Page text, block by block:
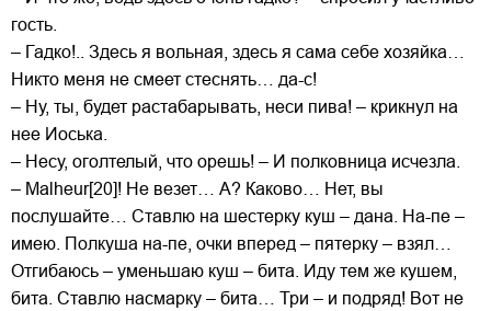
гость.
– Гадко!.. Здесь я вольная, здесь я сама себе хозяйка…
Никто меня не смеет стеснять… да-с!
– Ну, ты, будет растабарывать, неси пива! – крикнул на
нее Иоська.
– Несу, оголтелый, что орешь! – И полковница исчезла.
– Malheur[20]! Не везет… А? Каково… Нет, вы
послушайте… Ставлю на шестерку куш – дана. На-пе –
имею. Полкуша на-пе, очки вперед – пятерку – взял…
Отгибаюсь – уменьшаю куш – бита. Иду тем же кушем,
бита. Ставлю насмарку – бита… Три – и подряд! Вот не